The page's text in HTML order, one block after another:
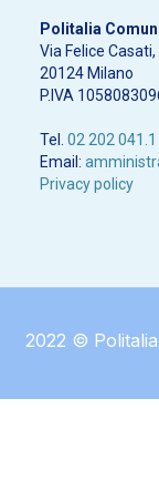
Politalia
Via Felice Casati,
20124 Milano
P.IVA
Tel. 02 202 041.1
Email:
Privacy policy
2022 ©